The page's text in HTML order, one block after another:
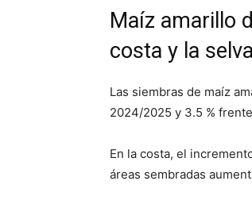
Maíz amarillo
costa y la selva
Las siembras de maíz
2024/2025 y 3.5 %
En la costa, el
áreas sembradas